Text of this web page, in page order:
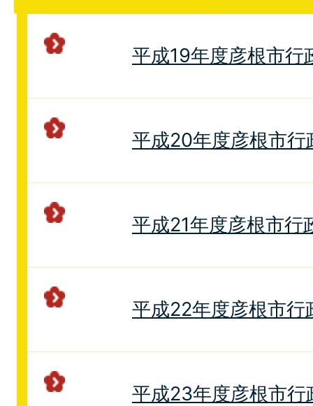
平成19年度彦根市行
平成20年度彦根市行
平成21年度彦根市行
平成22年度彦根市行
平成23年度彦根市行